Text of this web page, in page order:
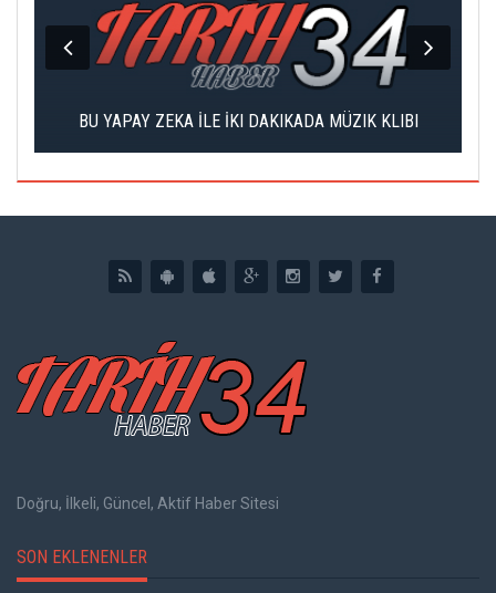
BU YAPAY ZEKA İLE İKI DAKIKADA MÜZIK KLIBI
Doğru, İlkeli, Güncel, Aktif Haber Sitesi
SON EKLENENLER